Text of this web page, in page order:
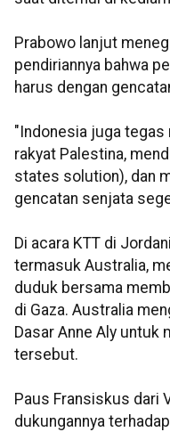
Prabowo lanjut
pendiriannya bahwa
harus dengan
"Indonesia juga
rakyat Palestina,
states solution), dan
gencatan senjata
Di acara KTT di
termasuk Australia,
duduk bersama
di Gaza. Australia
Dasar Anne Aly untuk
tersebut.
Paus Fransiskus dari
dukungannya